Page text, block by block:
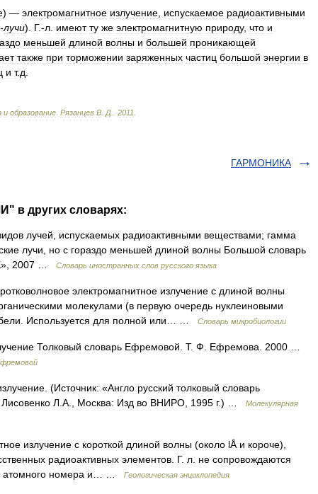
) — электромагнитное излучение испускаемое радиоактивными
-лучи). Г.-л имеют ту же электромагнитную природу, что и
меньшей длиной волны и большей проникающей
также при торможении заряженных частиц большой энергии в
и т.д
и образование Рязанцев В Д 2011
ГАРМОНИКА
в других словарях:
лучей, испускаемых радиоактивными веществами; гамма
лучи, но с гораздо меньшей длиной волны Большой словарь
2007 …
Словарь иностранных слов русского языка
электромагнитное излучение с длиной волны
молекулами (в первую очередь нуклеиновыми
Используется для полной или… …
Словарь микробиологии
Толковый словарь Ефремовой. Т. Ф. Ефремова. 2000 …
(Источник: «Англо русский толковый словарь
Лисовенко Л.А., Москва: Изд во ВНИРО, 1995 г.) …
Молекулярная
излучение с короткой длиной волны (около lÅ и короче),
радиоактивных элементов. Г. л. не сопровождаются
атомного номера и… …
Геологическая энциклопедия